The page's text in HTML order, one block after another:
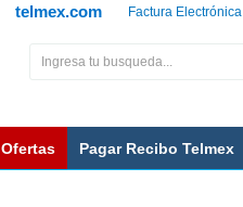
Factura Electrónica
telmex.com
Ofertas Pagar Recibo Telmex